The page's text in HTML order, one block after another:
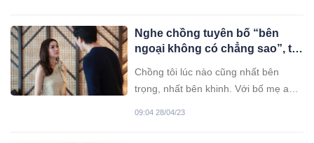
Nghe chồng tuyên bố “bên
ngoại không có chẳng sao”, tôi
nhận sai gấp
Chồng tôi lúc nào cũng nhất bên
trọng, nhất bên khinh. Với bố mẹ anh,
09:04 28/04/23